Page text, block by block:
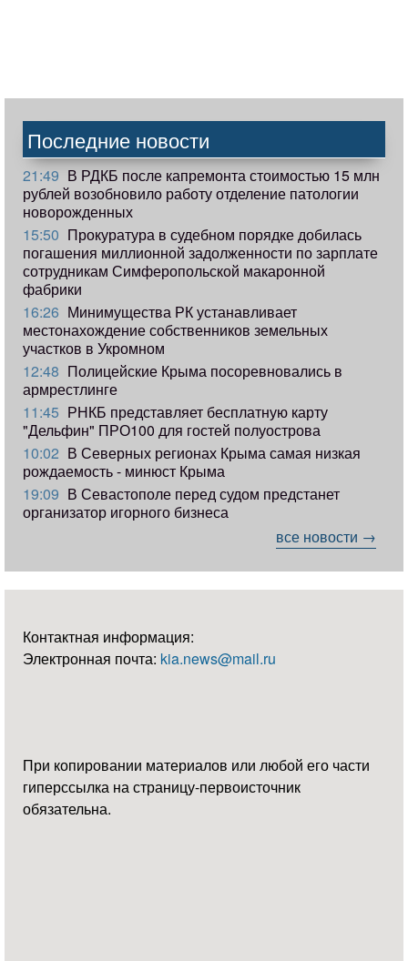
Последние новости
21:49 В РДКБ после капремонта стоимостью 15 млн
рублей возобновило работу отделение патологии
новорожденных
15:50 Прокуратура в судебном порядке добилась
погашения миллионной задолженности по зарплате
сотрудникам Симферопольской макаронной
фабрики
16:26 Минимущества РК устанавливает
местонахождение собственников земельных
участков в Укромном
12:48 Полицейские Крыма посоревновались в
армрестлинге
11:45 РНКБ представляет бесплатную карту
"Дельфин" ПРО100 для гостей полуострова
10:02 В Северных регионах Крыма самая низкая
рождаемость - минюст Крыма
19:09 В Севастополе перед судом предстанет
организатор игорного бизнеса
все новости →
Контактная информация:
Электронная почта: kia.news@mail.ru
При копировании материалов или любой его части
гиперссылка на страницу-первоисточник
обязательна.